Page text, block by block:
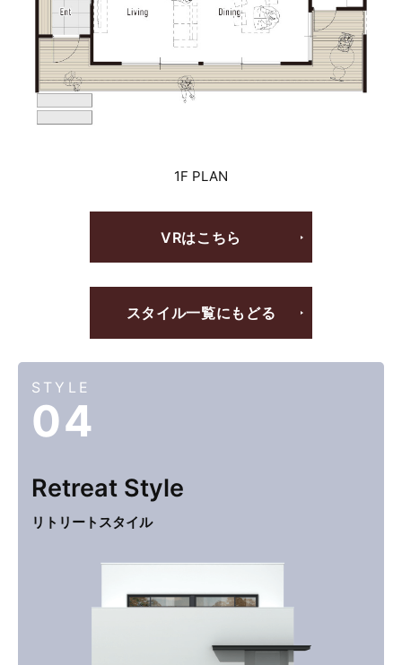
1F PLAN
VRはこちら
スタイル一覧にもどる
STYLE
04
Retreat Style
リトリートスタイル